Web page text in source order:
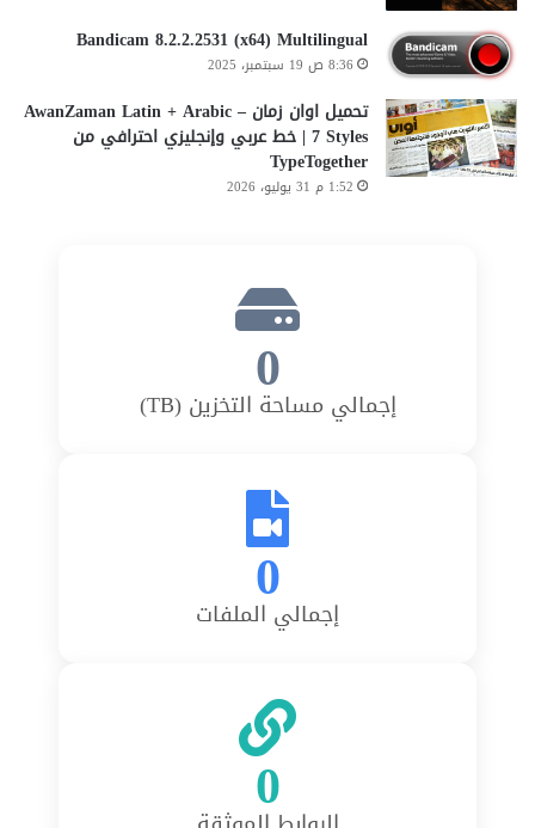
Bandicam 8.2.2.2531 (x64) Multilingual
8:36 ص 19 سبتمبر، 2025
تحميل اوان زمان AwanZaman Latin + Arabic –
7 Styles | خط عربي وإنجليزي احترافي من
TypeTogether
1:52 م 31 يوليو، 2026
0
إجمالي مساحة التخزين (TB)
0
إجمالي الملفات
0